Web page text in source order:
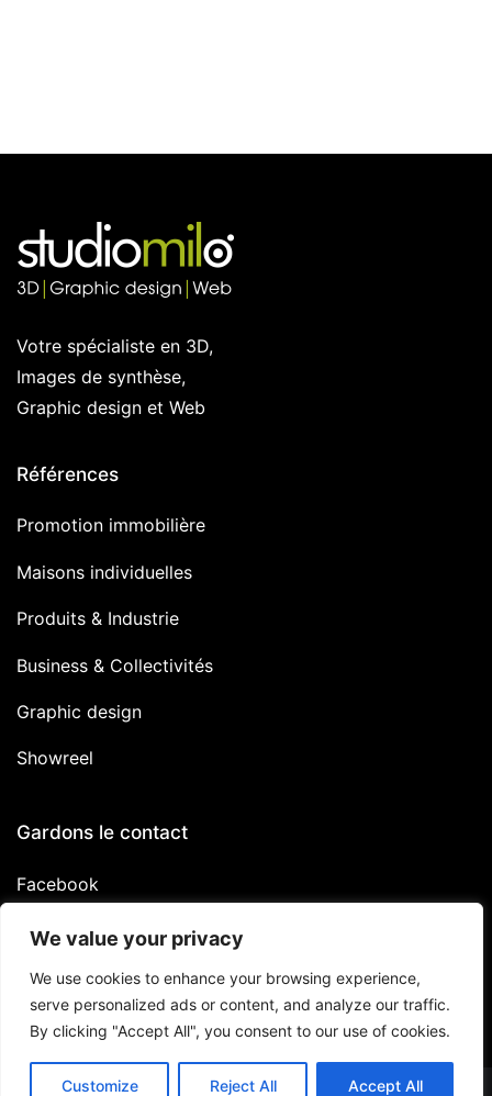
We value your privacy
We use cookies to enhance your browsing experience,
serve personalized ads or content, and analyze our traffic.
By clicking "Accept All", you consent to our use of cookies.
Customize Reject All Accept All
Votre spécialiste en 3D,
Images de synthèse,
Graphic design et Web
Références
Promotion immobilière
Maisons individuelles
Produits & Industrie
Business & Collectivités
Graphic design
Showreel
Gardons le contact
Facebook
Linkedin
Instagram